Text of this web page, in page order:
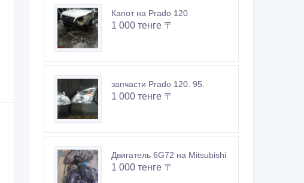
Капот на Prado 120
1 000 тенге 〒
запчасти Prado 120. 95.
1 000 тенге 〒
Двигатель 6G72 на Mitsubishi
1 000 тенге 〒